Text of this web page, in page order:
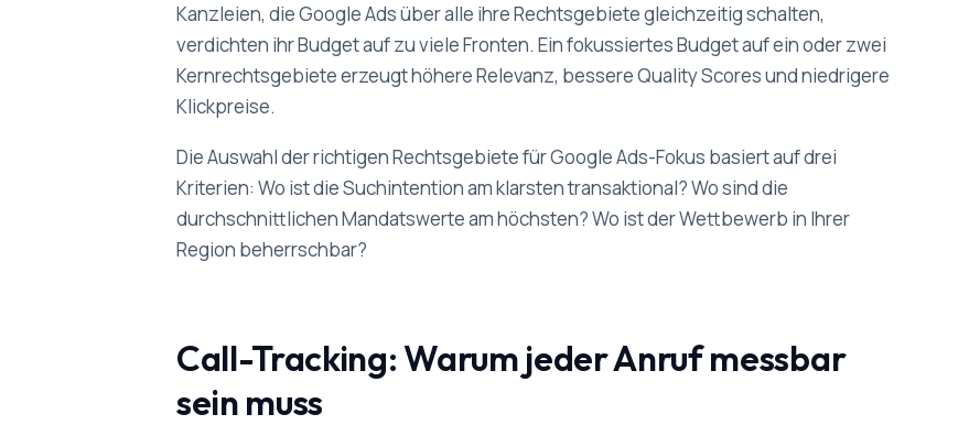
Kanzleien, die Google Ads über alle ihre Rechtsgebiete gleichzeitig schalten,
verdichten ihr Budget auf zu viele Fronten. Ein fokussiertes Budget auf ein oder zwei
Kernrechtsgebiete erzeugt höhere Relevanz, bessere Quality Scores und niedrigere
Klickpreise.
Die Auswahl der richtigen Rechtsgebiete für Google Ads-Fokus basiert auf drei
Kriterien: Wo ist die Suchintention am klarsten transaktional? Wo sind die
durchschnittlichen Mandatswerte am höchsten? Wo ist der Wettbewerb in Ihrer
Region beherrschbar?
Call-Tracking: Warum jeder Anruf messbar
sein muss